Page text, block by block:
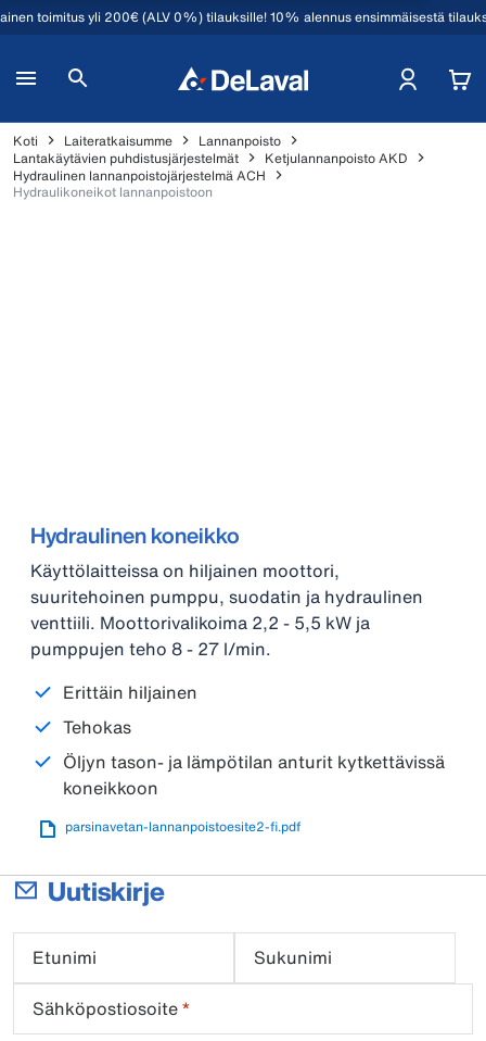
toimitus yli 200€ (ALV 0%) tilauksille! 10% alennus ensimmäisestä
Koti Laiteratkaisumme
Lannanpoisto
Lantakäytävien puhdistusjärjestelmät
Ketjulannanpoisto AKD
Hydraulinen lannanpoistojärjestelmä ACH
Hydraulikoneikot lannanpoistoon
Hydraulinen koneikko
Käyttölaitteissa on hiljainen moottori,
suuritehoinen pumppu, suodatin ja hydraulinen
venttiili. Moottorivalikoima 2,2 - 5,5 kW ja
pumppujen teho 8 - 27 l/min.
Erittäin hiljainen
Tehokas
Öljyn tason- ja lämpötilan anturit kytkettävissä
koneikkoon
parsinavetan-lannanpoistoesite2-fi.pdf
Uutiskirje
Etunimi
Sukunimi
Sähköpostiosoite*